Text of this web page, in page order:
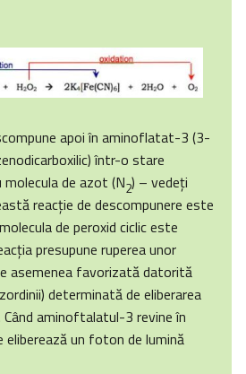
apoi în aminoflatat-3 (3-
într-o stare
de azot (N2) – vedeţi
reacţie de descompunere este
de peroxid ciclic este
presupune ruperea unor
asemenea favorizată datorită
determinată de eliberarea
Când aminoftalatul-3 revine în
eliberează un foton de lumină